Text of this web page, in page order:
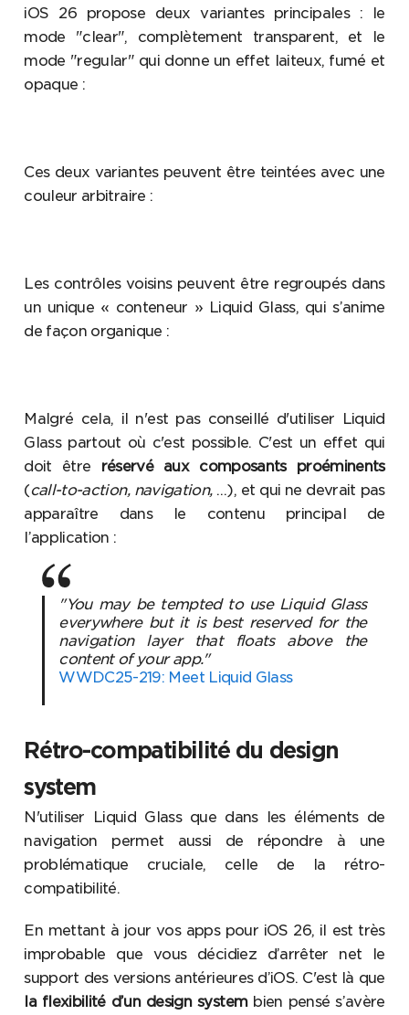
iOS 26 propose deux variantes principales : le
mode "clear", complètement transparent, et le
mode "regular" qui donne un effet laiteux, fumé et
opaque :
Ces deux variantes peuvent être teintées avec une
couleur arbitraire :
Les contrôles voisins peuvent être regroupés dans
un unique « conteneur » Liquid Glass, qui s’anime
de façon organique :
Malgré cela, il n'est pas conseillé d'utiliser Liquid
Glass partout où c'est possible. C'est un effet qui
doit être réservé aux composants proéminents
(call-to-action, navigation,…), et qui ne devrait pas
apparaître dans le contenu principal de
l’application :
"You may be tempted to use Liquid Glass
everywhere but it is best reserved for the
navigation layer that floats above the
content of your app."
WWDC25-219: Meet Liquid Glass
Rétro-compatibilité du design
system
N'utiliser Liquid Glass que dans les éléments de
navigation permet aussi de répondre à une
problématique cruciale, celle de la rétro-
compatibilité.
En mettant à jour vos apps pour iOS 26, il est très
improbable que vous décidiez d’arrêter net le
support des versions antérieures d’iOS. C'est là que
la flexibilité d’un design systembien pensé s’avère